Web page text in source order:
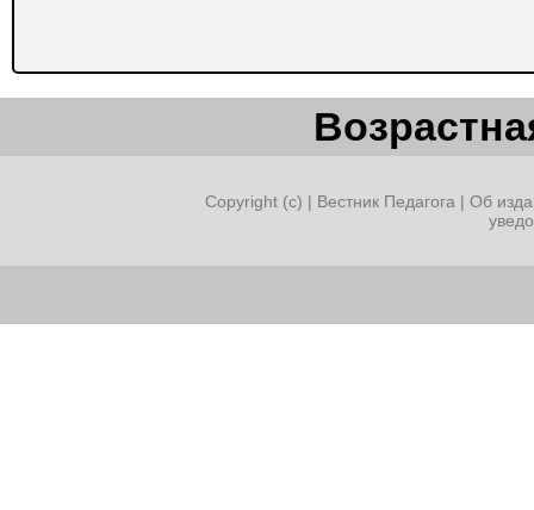
Copyright (c) | Вестник Педагога | Об